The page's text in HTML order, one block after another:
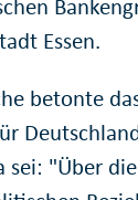
Essen.
betonte
sei: "Über